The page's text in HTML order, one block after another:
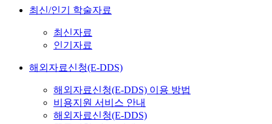
최신/인기 학술자료
최신자료
인기자료
해외자료신청(E-DDS)
해외자료신청(E-DDS) 이용 방법
비용지원 서비스 안내
해외자료신청(E-DDS)